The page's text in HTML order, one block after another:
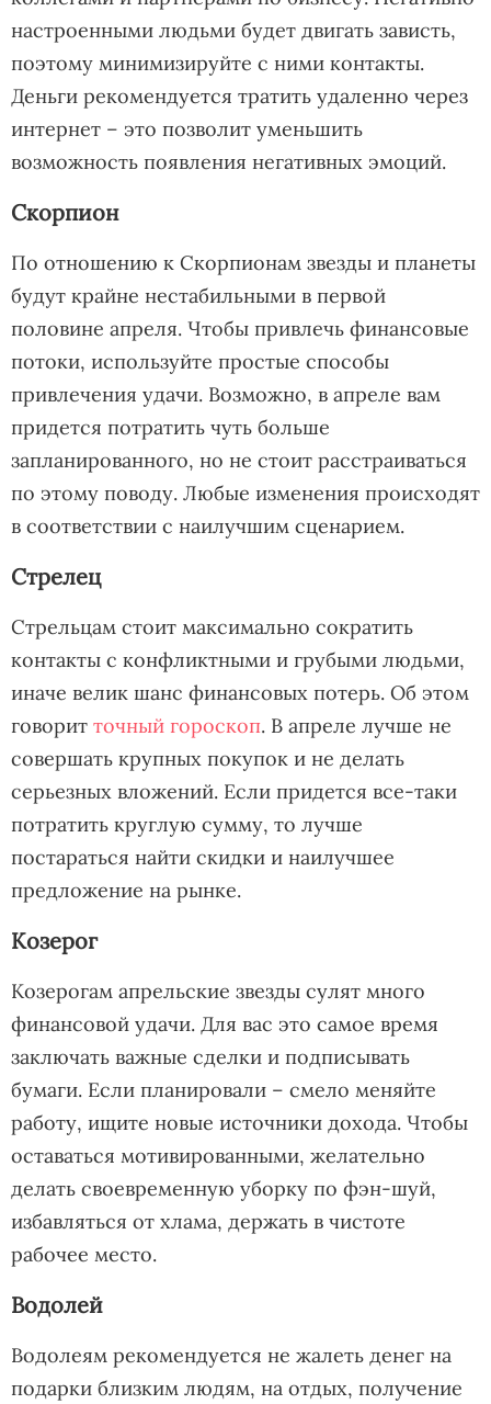
настроенными людьми будет двигать зависть,
поэтому минимизируйте с ними контакты.
Деньги рекомендуется тратить удаленно через
интернет – это позволит уменьшить
возможность появления негативных эмоций.
Скорпион
По отношению к Скорпионам звезды и планеты
будут крайне нестабильными в первой
половине апреля. Чтобы привлечь финансовые
потоки, используйте простые способы
привлечения удачи. Возможно, в апреле вам
придется потратить чуть больше
запланированного, но не стоит расстраиваться
по этому поводу. Любые изменения происходят
в соответствии с наилучшим сценарием.
Стрелец
Стрельцам стоит максимально сократить
контакты с конфликтными и грубыми людьми,
иначе велик шанс финансовых потерь. Об этом
говорит точный гороскоп. В апреле лучше не
совершать крупных покупок и не делать
серьезных вложений. Если придется все-таки
потратить круглую сумму, то лучше
постараться найти скидки и наилучшее
предложение на рынке.
Козерог
Козерогам апрельские звезды сулят много
финансовой удачи. Для вас это самое время
заключать важные сделки и подписывать
бумаги. Если планировали – смело меняйте
работу, ищите новые источники дохода. Чтобы
оставаться мотивированными, желательно
делать своевременную уборку по фэн-шуй,
избавляться от хлама, держать в чистоте
рабочее место.
Водолей
Водолеям рекомендуется не жалеть денег на
подарки близким людям, на отдых, получение